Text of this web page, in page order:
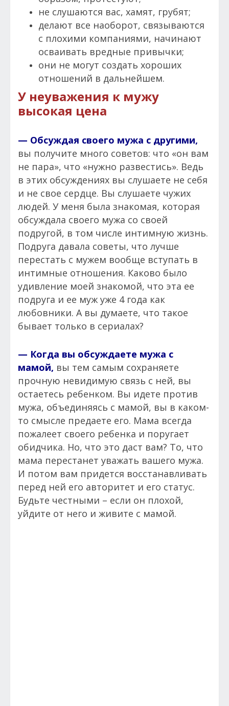
не слушаются вас, хамят, грубят;
делают все наоборот, связываются
с плохими компаниями, начинают
осваивать вредные привычки;
они не могут создать хороших
отношений в дальнейшем.
У неуважения к мужу
высокая цена
— Обсуждая своего мужа с другими,
вы получите много советов: что «он вам
не пара», что «нужно развестись». Ведь
в этих обсуждениях вы слушаете не себя
и не свое сердце. Вы слушаете чужих
людей. У меня была знакомая, которая
обсуждала своего мужа со своей
подругой, в том числе интимную жизнь.
Подруга давала советы, что лучше
перестать с мужем вообще вступать в
интимные отношения. Каково было
удивление моей знакомой, что эта ее
подруга и ее муж уже 4 года как
любовники. А вы думаете, что такое
бывает только в сериалах?
— Когда вы обсуждаете мужа с
мамой, вы тем самым сохраняете
прочную невидимую связь с ней, вы
остаетесь ребенком. Вы идете против
мужа, объединяясь с мамой, вы в каком-
то смысле предаете его. Мама всегда
пожалеет своего ребенка и поругает
обидчика. Но, что это даст вам? То, что
мама перестанет уважать вашего мужа.
И потом вам придется восстанавливать
перед ней его авторитет и его статус.
Будьте честными – если он плохой,
уйдите от него и живите с мамой.